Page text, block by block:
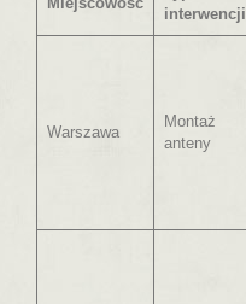
interwencji
Warszawa
Montaż
anteny